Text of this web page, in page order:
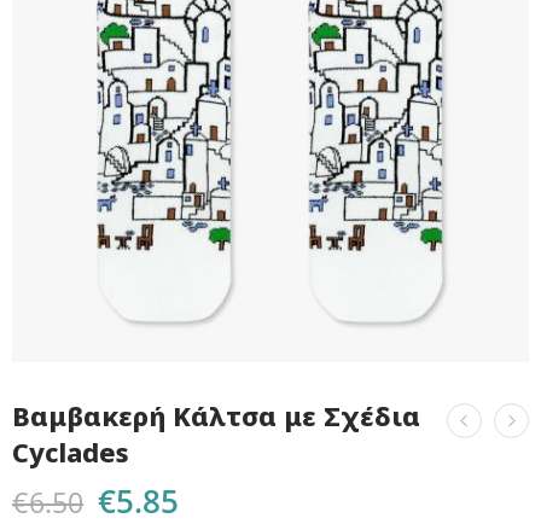
Βαμβακερή Κάλτσα με Σχέδια
Cyclades
€6.50 €5.85